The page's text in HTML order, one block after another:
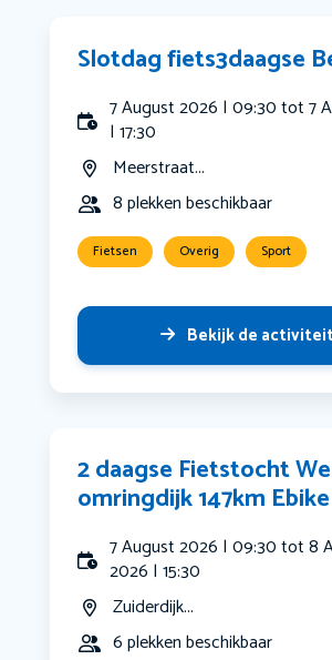
Slotdag fiets3daagse
7 August 2026 | 09:30 tot 7
| 17:30
Meerstraat...
8 plekken beschikbaar
Fietsen Overig Sport
Bekijk de
2 daagse Fietstocht
omringdijk 147km Ebike
7 August 2026 | 09:30 tot 8
2026 | 15:30
Zuiderdijk...
6 plekken beschikbaar